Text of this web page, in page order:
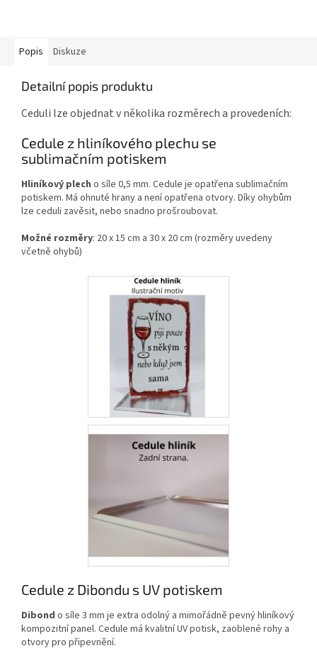
Popis Diskuze
Detailní popis produktu
Ceduli lze objednat v několika rozměrech a provedeních:
Cedule z hliníkového plechu se
sublimačním potiskem
Hliníkový plech o síle 0,5 mm. Cedule je opatřena sublimačním
potiskem. Má ohnuté hrany a není opatřena otvory. Díky ohybům
lze ceduli zavěsit, nebo snadno prošroubovat.
Možné rozměry: 20 x 15 cm a 30 x 20 cm (rozměry uvedeny
včetně ohybů)
Cedule z Dibondu s UV potiskem
Dibond o síle 3 mm je extra odolný a mimořádně pevný hliníkový
kompozitní panel. Cedule má kvalitní UV potisk, zaoblené rohy a
otvory pro připevnění.